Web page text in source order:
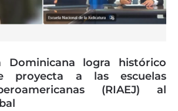
Dominicana logra histórico
proyecta a las escuelas
(RIAEJ) al